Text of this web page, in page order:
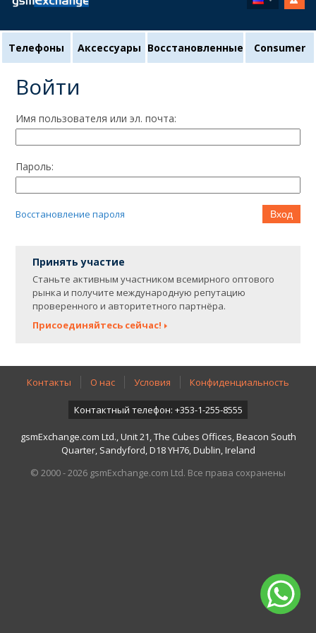
Телефоны Аксессуары Восстановленные Consumer
Войти
Имя пользователя или эл. почта:
Пароль:
Восстановление пароля Вход
Принять участие
Станьте активным участником всемирного оптового
рынка и получите международную репутацию
проверенного и авторитетного партнёра.
Присоединяйтесь сейчас!
Контакты О нас Условия Конфиденциальность
Контактный телефон: +353-1-255-8555
gsmExchange.com Ltd., Unit 21, The Cubes Offices, Beacon South
Quarter, Sandyford, D18 YH76, Dublin, Ireland
© 2000 - 2026 gsmExchange.com Ltd. Все права сохранены